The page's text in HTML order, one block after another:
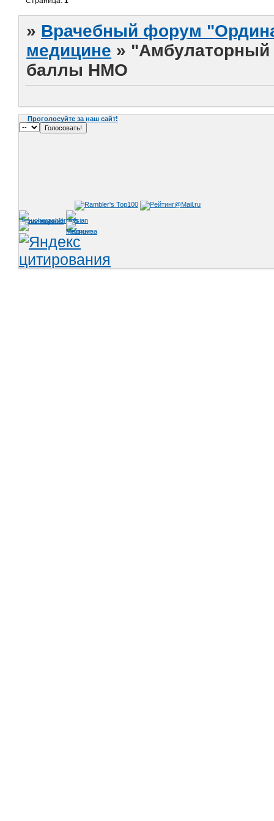
» Врачебный форум
медицине » "Амбулаторный
баллы НМО
Проголосуйте за наш сайт!